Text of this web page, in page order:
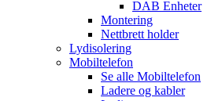
DAB Enheter
Montering
Nettbrett holder
Lydisolering
Mobiltelefon
Se alle Mobiltelefon
Ladere og kabler